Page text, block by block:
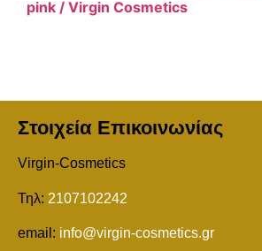
pink / Virgin Cosmetics
Στοιχεία Επικοινωνίας
Virgin-Cosmetics
Τηλ: 2107102242
email: info@virgin-cosmetics.gr